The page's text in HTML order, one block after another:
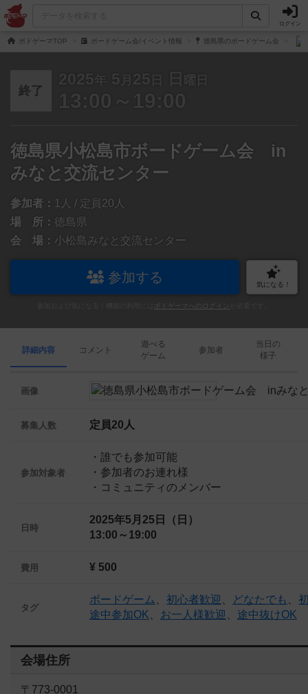
ログイン
ボドゲーマTOP ボードゲーム会/イベント情報 徳島県のボードゲーム会
終了
2025 年 5 月 25 日 日 曜日
13:00～19:00
徳島県小松島市ボードゲーム会 in
みなと交流センター
参加者： 1人 / 定員20人
場 所： 徳島県
会 場： 小松島みなと交流センター
参加する 気になる！
ボドゲーマへのログイン
詳細内容 コメント
遊べる
ゲーム
参加者
当日の
様子
画像
募集人数 定員20人
参加対象者
・誰でも参加可能
・参加者のお連れ様
・コミュニティのメンバー
日時
2025年5月25日（日）
13:00～19:00
費用 ¥ 500
タグ
ボードゲーム 初心者歓迎 どなたでも
途中参加OK
お一人様歓迎 途中抜けOK
会場住所
〒773-0001